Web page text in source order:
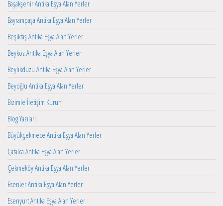
Başakşehir Antika Eşya Alan Yerler
Bayrampaşa Antika Eşya Alan Yerler
Beşiktaş Antika Eşya Alan Yerler
Beykoz Antika Eşya Alan Yerler
Beylikdüzü Antika Eşya Alan Yerler
Beyoğlu Antika Eşya Alan Yerler
Bizimle İletişim Kurun
Blog Yazıları
Büyükçekmece Antika Eşya Alan Yerler
Çatalca Antika Eşya Alan Yerler
Çekmeköy Antika Eşya Alan Yerler
Esenler Antika Eşya Alan Yerler
Esenyurt Antika Eşya Alan Yerler